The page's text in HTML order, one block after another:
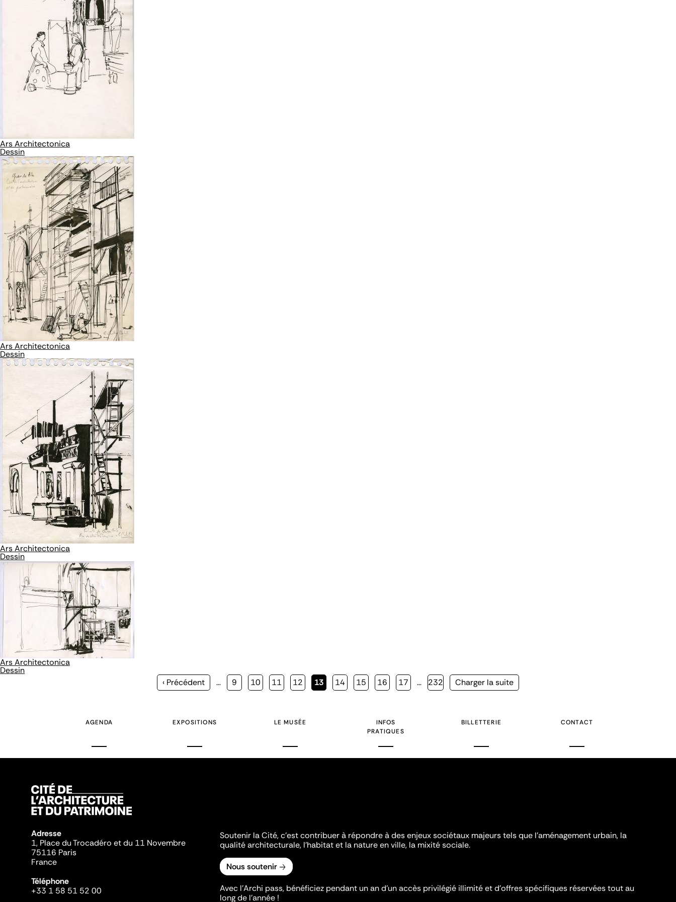
Ars Architectonica
Dessin
Ars Architectonica
Dessin
Ars Architectonica
Dessin
Ars Architectonica
Dessin
Page
‹ Précédent … Page
9 Page
10 Page
11 Page
12
Page
13 Page
14 Page
15 Page
16 Page
17 … Page
232
Page
Charger la suite
AGENDA EXPOSITIONS LE MUSÉE
INFOS
PRATIQUES
BILLETTERIE CONTACT
Adresse
1, Place du Trocadéro et du 11 Novembre
75116 Paris
France
Téléphone
+33 1 58 51 52 00
Soutenir la Cité, c'est contribuer à répondre à des enjeux sociétaux majeurs tels que l'aménagement urbain, la
qualité architecturale, l'habitat et la nature en ville, la mixité sociale.
Nous soutenir
Avec l’Archi pass, bénéficiez pendant un an d’un accès privilégié illimité et d’offres spécifiques réservées tout au
long de l’année !